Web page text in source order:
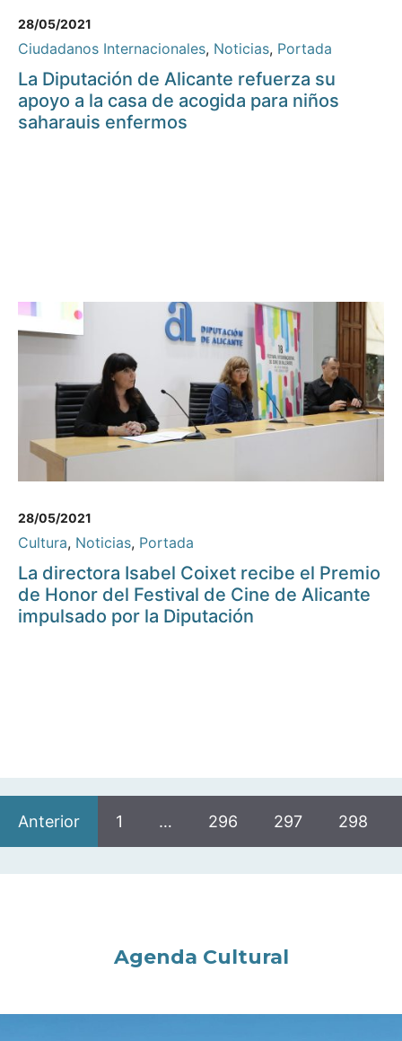
28/05/2021
Ciudadanos Internacionales, Noticias, Portada
La Diputación de Alicante refuerza su
apoyo a la casa de acogida para niños
saharauis enfermos
28/05/2021
Cultura, Noticias, Portada
La directora Isabel Coixet recibe el Premio
de Honor del Festival de Cine de Alicante
impulsado por la Diputación
Anterior 1 … 296 297 298
Agenda Cultural